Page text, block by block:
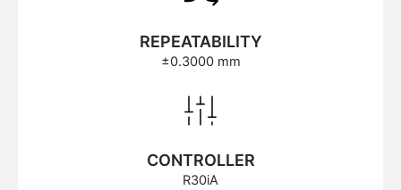
REPEATABILITY
±0.3000 mm
CONTROLLER
R30iA